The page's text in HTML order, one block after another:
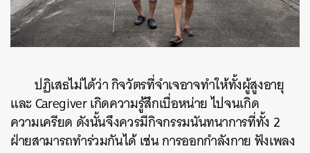
ปฏิเสธไม่ได้ว่า กิจวัตรที่จำเจอาจทำให้ทั้งผู้สูงอายุ
และ Caregiver เกิดความรู้สึกเบื่อหน่าย ไปจนเกิด
ความเครียด ดังนั้นจึงควรมีกิจกรรมนันทนาการที่ทั้ง 2
ฝ่ายสามารถทำร่วมกันได้ เช่น การออกกำลังกาย ฟังเพลง